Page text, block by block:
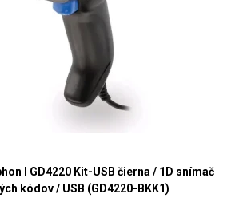
I GD4220 Kit-USB čierna / 1D snímač
kódov / USB (GD4220-BKK1)